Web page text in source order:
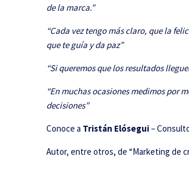
de la marca.”
“Cada vez tengo más claro, que la
que te guía y da paz”
“Si queremos que los resultados
“En muchas ocasiones medimos por
decisiones”
Conoce a Tristán Elósegui–
Autor, entre otros, de “Marketing de